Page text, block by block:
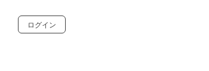
ログイン